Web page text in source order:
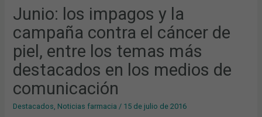
Junio: los impagos y la
campaña contra el cáncer de
piel, entre los temas más
destacados en los medios de
comunicación
Destacados Noticias farmacia / 15 de julio de 2016
CÁNCER
DE
PIEL,
ENTRE
LOS
TEMAS
MÁS
DESTACADOS
EN
LOS
DE
COMUNICACIÓN